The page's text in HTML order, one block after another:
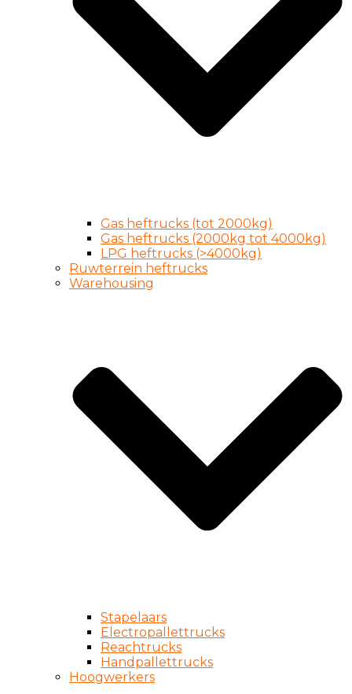
Gas heftrucks (tot 2000kg)
Gas heftrucks (2000kg tot 4000kg)
LPG heftrucks (>4000kg)
Ruwterrein heftrucks
Warehousing
Stapelaars
Electropallettrucks
Reachtrucks
Handpallettrucks
Hoogwerkers